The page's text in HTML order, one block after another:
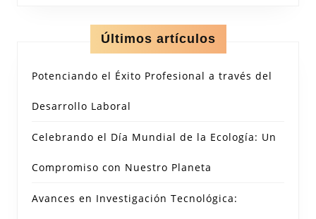
Últimos artículos
Potenciando el Éxito Profesional a través del
Desarrollo Laboral
Celebrando el Día Mundial de la Ecología: Un
Compromiso con Nuestro Planeta
Avances en Investigación Tecnológica: